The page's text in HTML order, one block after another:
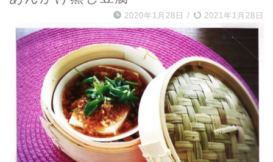
2020年1月28日 / 2021年1月28日